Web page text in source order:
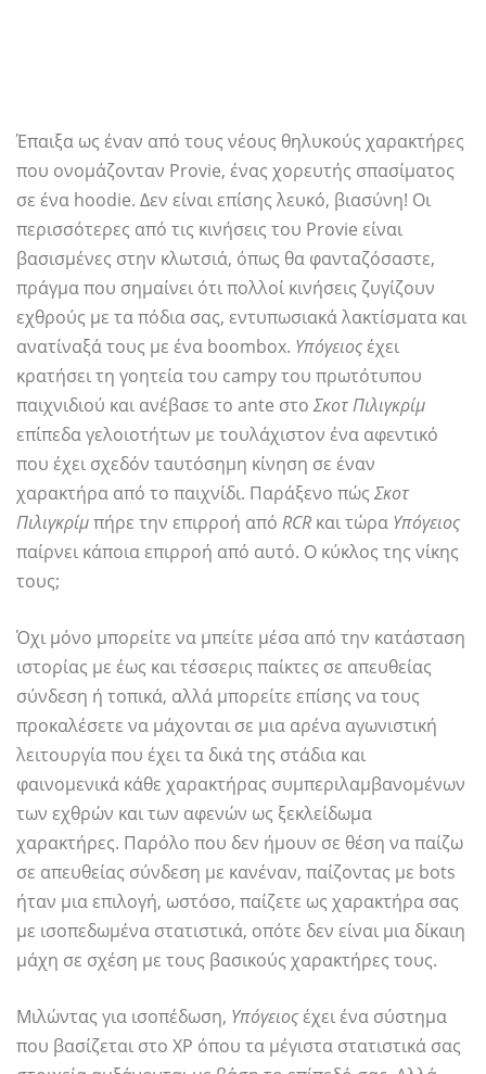
Έπαιξα ως έναν από τους νέους θηλυκούς χαρακτήρες
που ονομάζονταν Provie, ένας χορευτής σπασίματος
σε ένα hoodie. Δεν είναι επίσης λευκό, βιασύνη! Οι
περισσότερες από τις κινήσεις του Provie είναι
βασισμένες στην κλωτσιά, όπως θα φανταζόσαστε,
πράγμα που σημαίνει ότι πολλοί κινήσεις ζυγίζουν
εχθρούς με τα πόδια σας, εντυπωσιακά λακτίσματα και
ανατίναξά τους με ένα boombox. Υπόγειοςέχει
κρατήσει τη γοητεία του campy του πρωτότυπου
παιχνιδιού και ανέβασε το ante στο Σκοτ Πιλιγκρίμ
επίπεδα γελοιοτήτων με τουλάχιστον ένα αφεντικό
που έχει σχεδόν ταυτόσημη κίνηση σε έναν
χαρακτήρα από το παιχνίδι. Παράξενο πώς Σκοτ
Πιλιγκρίμπήρε την επιρροή από RCR και τώρα Υπόγειος
παίρνει κάποια επιρροή από αυτό. Ο κύκλος της νίκης
τους;
Όχι μόνο μπορείτε να μπείτε μέσα από την κατάσταση
ιστορίας με έως και τέσσερις παίκτες σε απευθείας
σύνδεση ή τοπικά, αλλά μπορείτε επίσης να τους
προκαλέσετε να μάχονται σε μια αρένα αγωνιστική
λειτουργία που έχει τα δικά της στάδια και
φαινομενικά κάθε χαρακτήρας συμπεριλαμβανομένων
των εχθρών και των αφενών ως ξεκλείδωμα
χαρακτήρες. Παρόλο που δεν ήμουν σε θέση να παίζω
σε απευθείας σύνδεση με κανέναν, παίζοντας με bots
ήταν μια επιλογή, ωστόσο, παίζετε ως χαρακτήρα σας
με ισοπεδωμένα στατιστικά, οπότε δεν είναι μια δίκαιη
μάχη σε σχέση με τους βασικούς χαρακτήρες τους.
Μιλώντας για ισοπέδωση, Υπόγειοςέχει ένα σύστημα
που βασίζεται στο XP όπου τα μέγιστα στατιστικά σας